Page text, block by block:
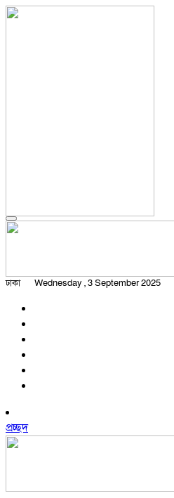
ঢাকা Wednesday , 3 September 2025
প্রচ্ছদ